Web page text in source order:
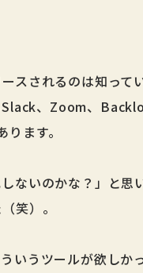
スされるのは知っ
Slack、Zoom、
ます。
ないのかな？」と
笑）。
いうツールが欲し